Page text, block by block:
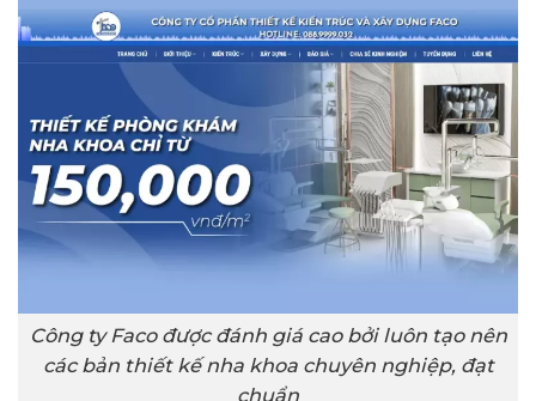
Công ty Faco được đánh giá cao bởi luôn tạo nên
các bản thiết kế nha khoa chuyên nghiệp, đạt
chuẩn